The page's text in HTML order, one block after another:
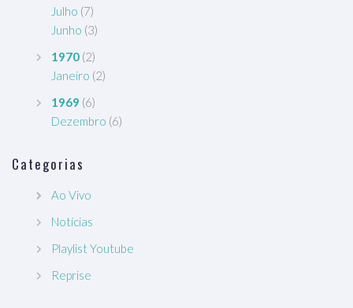
Julho (7)
Junho (3)
1970 (2)
Janeiro (2)
1969 (6)
Dezembro (6)
Categorias
Ao Vivo
Notícias
Playlist Youtube
Reprise